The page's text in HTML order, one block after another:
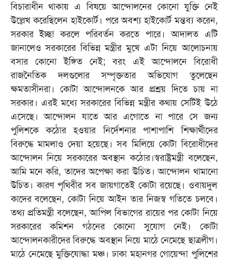
বিচারাধীন থাকায় এ বিষয়ে আন্দোলনের কোনো যুক্তি নেই
উল্লেখ করেছিলেন হাইকোর্ট। পরে অবশ্য হাইকোর্ট মন্তব্য করেন,
সরকার ইচ্ছা করলে পরিবর্তন করতে পারে। আদালত এটি
জানালেও সরকারের বিভিন্ন মন্ত্রীর মুখে এটা নিয়ে আলোচনায়
বসার কোনো ইঙ্গিত নেই; বরং এই আন্দোলনে বিরোধী
রাজনৈতিক দলগুলোর সম্পৃক্ততার অভিযোগ তুলেছেন
ক্ষমতাসীনরা। কোটা আন্দোলনকে আর প্রশ্রয় দিতে চায় না
সরকার। এরই মধ্যে সরকারের বিভিন্ন মন্ত্রীর কথায় সেটিই উঠে
এসেছে। আন্দোলন যাতে আর এগোতে না পারে সে জন্য
পুলিশকে কঠোর হওয়ার নির্দেশনার পাশাপাশি শিক্ষার্থীদের
বিরুদ্ধে মামলাও দেয়া হয়েছে। সব মিলিয়ে কোটা বিরোধীদের
আন্দোলন নিয়ে সরকারের অবস্থান কঠোর।স্বরাষ্ট্রমন্ত্রী বলেছেন,
আমি মনে করি, তাদের অপেক্ষা করা উচিত। আন্দোলন থামানো
উচিত। কারণ পৃথিবীর সব জায়গাতেই কোটা রয়েছে। ওবায়দুল
কাদের বলেছেন, কোটা নিয়ে আইন তার নিজস্ব গতিতে চলবে।
তথ্য প্রতিমন্ত্রী বলেছেন, আপিল বিভাগের রায়ের পর কোটা নিয়ে
সরকারের কমিশন গঠনের কোনো সুযোগ নেই। কোটা
আন্দোলনকারীদের বিরুদ্ধে অবস্থান নিয়ে মাঠে নেমেছে ছাত্রলীগ।
মাঠে নেমেছে মুক্তিযোদ্ধা মঞ্চ। ঢাকা মহানগর গোয়েন্দা পুলিশের